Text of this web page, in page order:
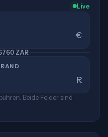
Live
€
ZAR
R
Beide Felder sind